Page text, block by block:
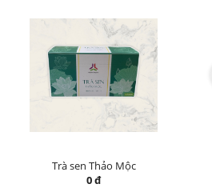
Trà sen Thảo Mộc
0 đ